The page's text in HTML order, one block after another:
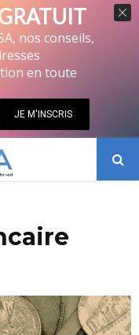
nos conseils,
en toute